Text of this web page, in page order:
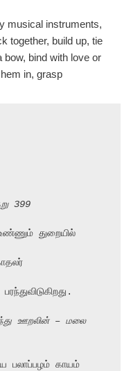
musical instruments,
together, build up, tie
bow, bind with love or
in, grasp
399
துறையில்
ஊறலின் – மலை
பலாப்பழம் காயம்